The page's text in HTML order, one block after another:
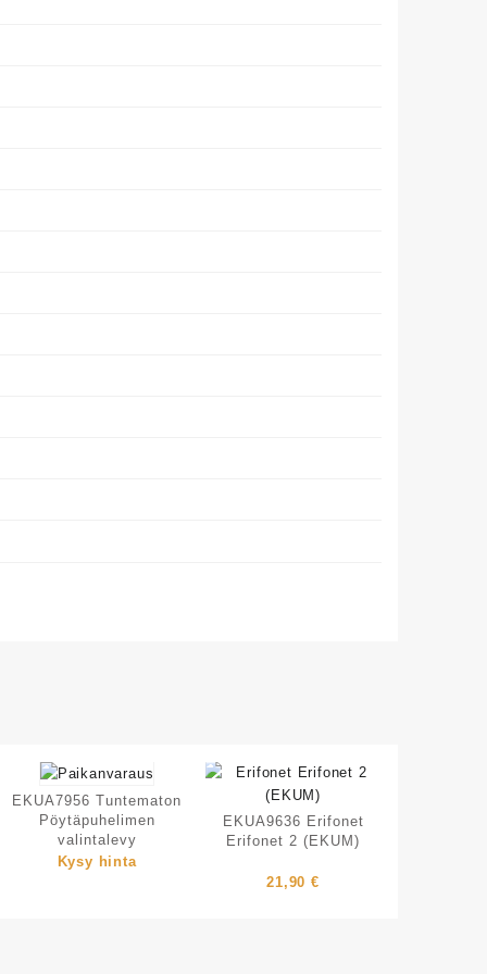
EKUA7956 Tuntematon
Pöytäpuhelimen
valintalevy
Kysy hinta
EKUA9636 Erifonet
Erifonet 2 (EKUM)
21,90€